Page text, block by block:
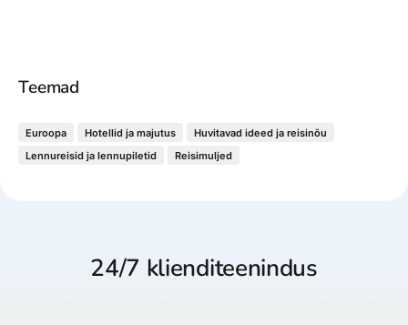
Teemad
Euroopa Hotellid ja majutus
Huvitavad ideed ja reisinõu
Lennureisid ja lennupiletid
Reisimuljed
24/7 klienditeenindus